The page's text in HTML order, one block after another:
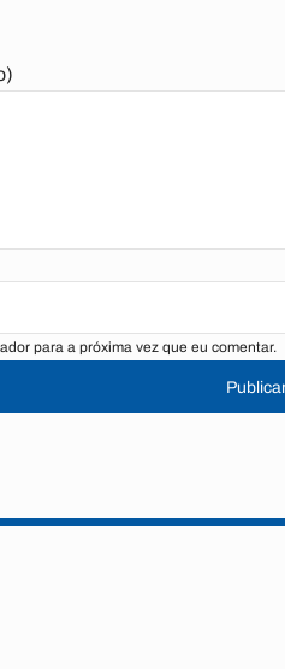
para a próxima vez que eu comentar.